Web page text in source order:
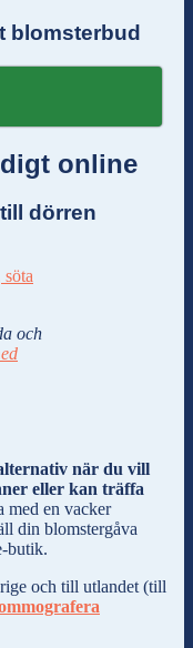
blomsterbud
online
dörren
och
när du vill
eller kan träffa
med en vacker
din blomstergåva
butik.
och till utlandet (till